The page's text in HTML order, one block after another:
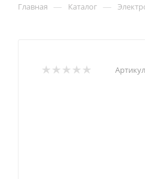
Главная — Каталог —